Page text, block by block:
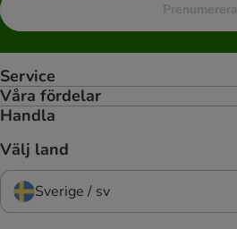
Prenumerera
Service
Våra fördelar
Handla
Välj land
Sverige / sv